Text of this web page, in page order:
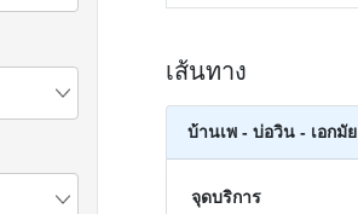
เส้นทาง
บ้านเพ - บ่อวิน - เอกมัย
จุดบริการ